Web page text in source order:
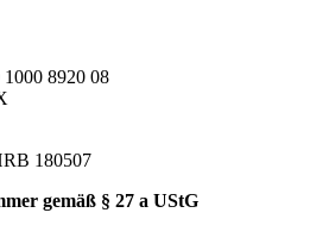
8920 08
180507
gemäß § 27 a UStG